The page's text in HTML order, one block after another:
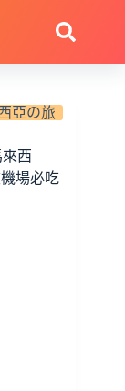
亞の旅
西
場必吃